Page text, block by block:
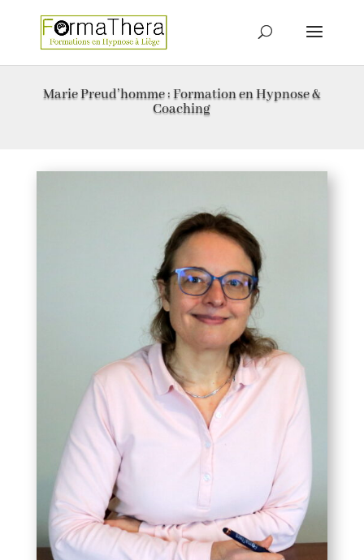
Marie Preud’homme : Formation en Hypnose &
Coaching